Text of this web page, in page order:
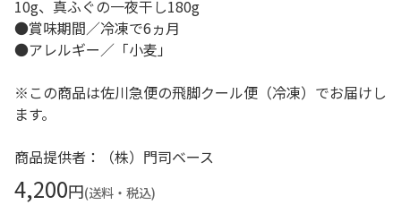
10g、真ふぐの一夜干し180g
●賞味期間／冷凍で6ヵ月
●アレルギー／「小麦」
※この商品は佐川急便の飛脚クール便（冷凍）でお届けし
ます。
商品提供者：（株）門司ベース
4,200円(送料・税込)